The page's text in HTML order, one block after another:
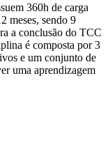
360h de carga
meses, sendo 9
a conclusão do TCC
é composta por 3
e um conjunto de
uma aprendizagem